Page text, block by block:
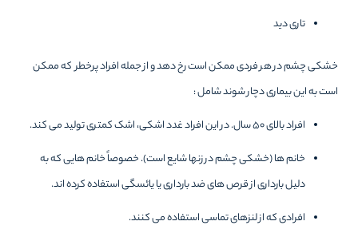
تاری دید
خشکی چشم در هر فردی ممکن است رخ دهد و از جمله افراد پرخطر که ممکن
است‌ به این‌ بیماری دچار شوند شامل :
افراد بالای ۵۰ سال. در این افراد غدد اشکی، اشک کمتری تولید می کند.
خانم ها (خشکی چشم در زنها شایع است). خصوصاً خانم هایی که به
دلیل بارداری از قرص های ضد بارداری یا یائسگی استفاده کرده اند.
افرادی که از لنزهای تماسی استفاده می کنند.